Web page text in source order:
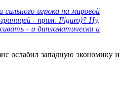
игрока на мировой
- прим. Figaro)? Ну,
- и дипломатически и
ослабил западную экономику и